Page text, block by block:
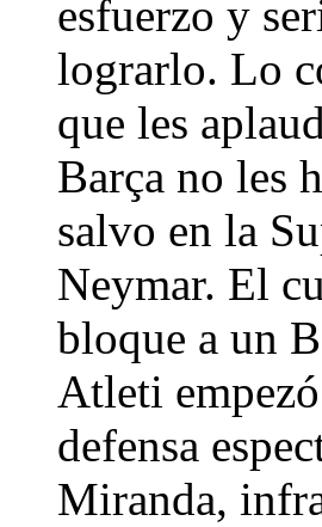
esfuerzo y
lograrlo. Lo
que les
Barça no les
salvo en la
Neymar. El
bloque a un
Atleti
defensa
Miranda,